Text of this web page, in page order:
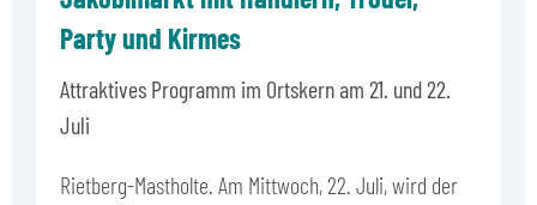
Party und Kirmes
Attraktives Programm im Ortskern am 21. und 22.
Juli
Rietberg-Mastholte. Am Mittwoch, 22. Juli, wird der